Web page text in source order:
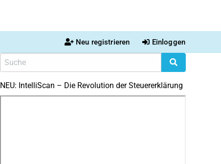
Neu registrieren Einloggen
NEU: IntelliScan – Die Revolution der Steuererklärung